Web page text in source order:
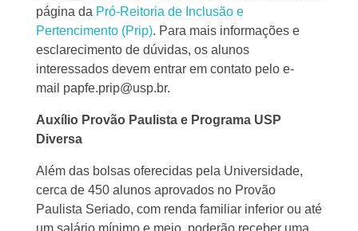
página da Pró-Reitoria de Inclusão e
Pertencimento (Prip). Para mais informações e
esclarecimento de dúvidas, os alunos
interessados devem entrar em contato pelo e-
mail papfe.prip@usp.br.
Auxílio Provão Paulista e Programa USP
Diversa
Além das bolsas oferecidas pela Universidade,
cerca de 450 alunos aprovados no Provão
Paulista Seriado, com renda familiar inferior ou até
um salário mínimo e meio, poderão receber uma